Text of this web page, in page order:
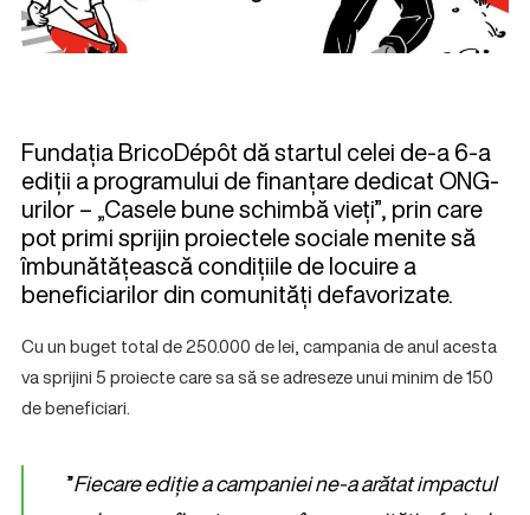
Fundația BricoDépôt dă startul celei de-a 6-a
ediții a programului de finanțare dedicat ONG-
urilor – „Casele bune schimbă vieți”, prin care
pot primi sprijin proiectele sociale menite să
îmbunătățească condițiile de locuire a
beneficiarilor din comunități defavorizate.
Cu un buget total de 250.000 de lei, campania de anul acesta
va sprijini 5 proiecte care sa să se adreseze unui minim de 150
de beneficiari.
”Fiecare ediție a campaniei ne-a arătat impactul